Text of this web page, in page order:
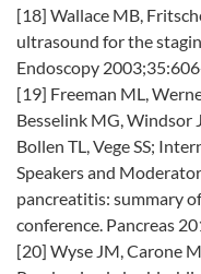
[18] Wallace MB,
ultrasound for the
Endoscopy
[19] Freeman ML,
Besselink MG, Windsor
Bollen TL, Vege SS;
Speakers and
pancreatitis: summary
conference. Pancreas
[20] Wyse JM, Carone